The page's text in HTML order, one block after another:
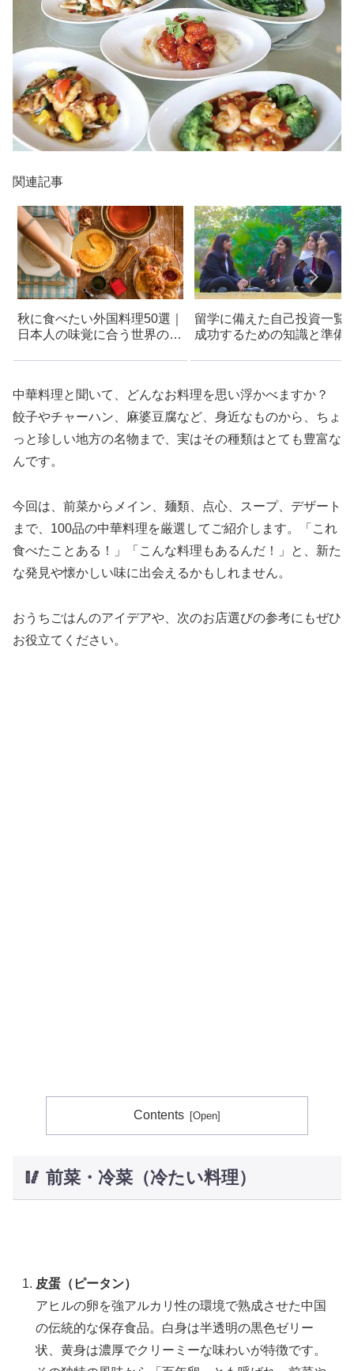
関連記事
秋に食べたい外国料理50選｜
日本人の味覚に合う世界の料
留学に備えた自己投資一覧
成功するための知識と準備
中華料理と聞いて、どんなお料理を思い浮かべますか？​
餃子やチャーハン、麻婆豆腐など、身近なものから、ちょ
っと珍しい地方の名物まで、実はその種類はとても豊富な
んです。
​今回は、前菜からメイン、麺類、点心、スープ、デザート
まで、100品の中華料理を厳選してご紹介します。​「これ
食べたことある！」「こんな料理もあるんだ！」と、新た
な発見や懐かしい味に出会えるかもしれません。​
おうちごはんのアイデアや、次のお店選びの参考にもぜひ
お役立てください。
Contents
🥢 前菜・冷菜（冷たい料理）
皮蛋（ピータン）
アヒルの卵を強アルカリ性の環境で熟成させた中国
の伝統的な保存食品。白身は半透明の黒色ゼリー
状、黄身は濃厚でクリーミーな味わいが特徴です。